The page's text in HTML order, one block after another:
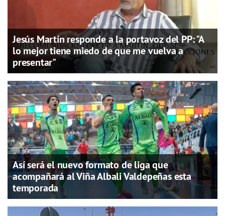
Jesús Martín responde a la portavoz del PP: "A
lo mejor tiene miedo de que me vuelva a
presentar"
Así será el nuevo formato de liga que
acompañará al Viña Albali Valdepeñas esta
temporada